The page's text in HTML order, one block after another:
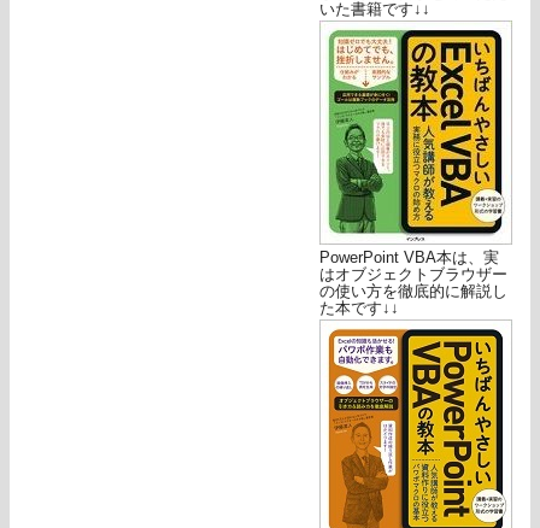
いた書籍です↓↓
PowerPoint VBA本は、実
はオブジェクトブラウザー
の使い方を徹底的に解説し
た本です↓↓